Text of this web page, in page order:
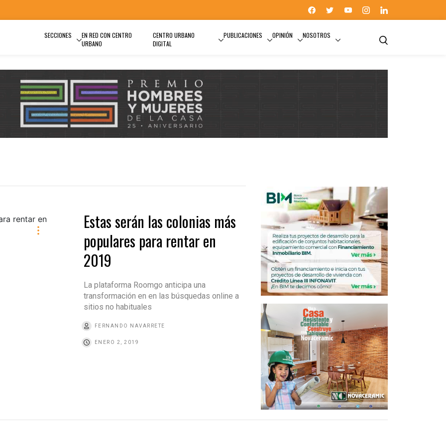
SECCIONES
EN RED CON CENTRO
URBANO
CENTRO URBANO
DIGITAL
PUBLICACIONES OPINIÓN NOSOTROS
Estas serán las colonias más
populares para rentar en
2019
La plataforma Roomgo anticipa una
transformación en en las búsquedas online a
sitios no habituales
FERNANDO NAVARRETE
ENERO 2, 2019